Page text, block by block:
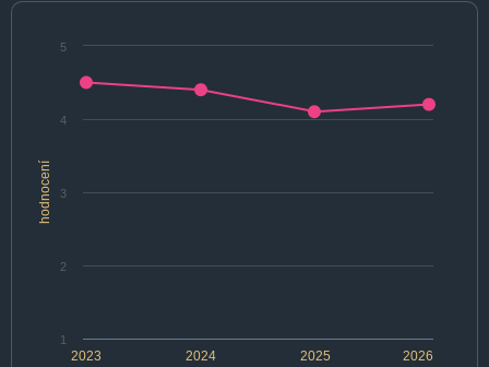
hodnocení
2024 2026
2023 2025
1
2
3
4
5